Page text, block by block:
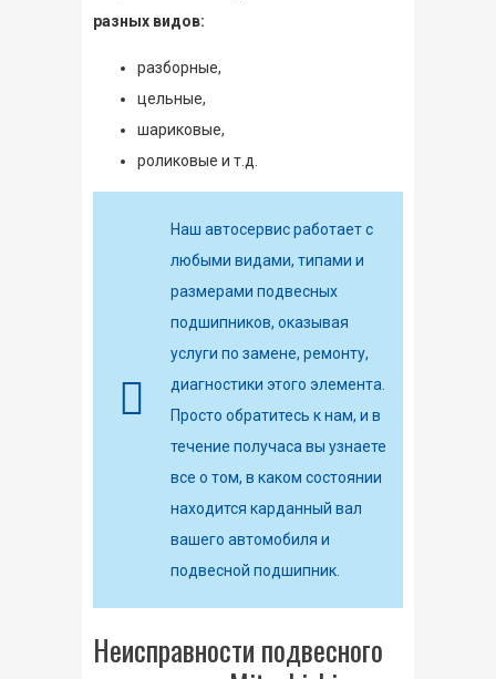
разных видов:
разборные,
цельные,
шариковые,
роликовые и т.д.
Наш автосервис работает с
любыми видами, типами и
размерами подвесных
подшипников, оказывая
услуги по замене, ремонту,
диагностики этого элемента.
Просто обратитесь к нам, и в
течение получаса вы узнаете
все о том, в каком состоянии
находится карданный вал
вашего автомобиля и
подвесной подшипник.
Неисправности подвесного